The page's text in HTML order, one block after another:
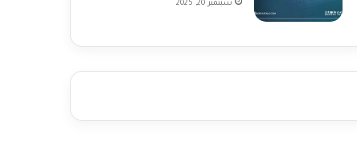
سبتمبر 20, 2025